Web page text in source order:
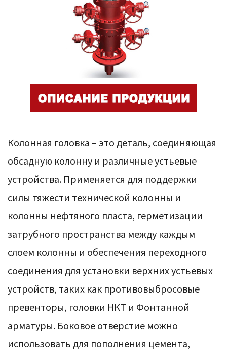
Колонная головка – это деталь, соединяющая
обсадную колонну и различные устьевые
устройства. Применяется для поддержки
силы тяжести технической колонны и
колонны нефтяного пласта, герметизации
затрубного пространства между каждым
слоем колонны и обеспечения переходного
соединения для установки верхних устьевых
устройств, таких как противовыбросовые
превенторы, головки НКТ и Фонтанной
арматуры. Боковое отверстие можно
использовать для пополнения цемента,